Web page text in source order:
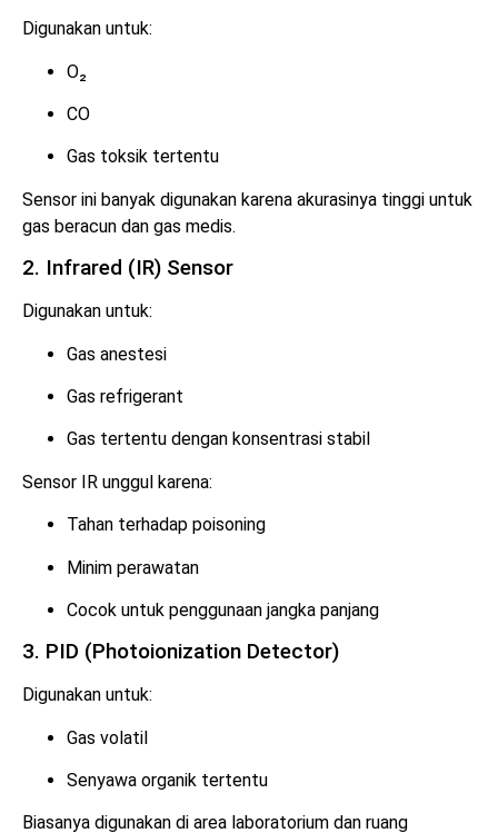
Digunakan untuk:
O₂
CO
Gas toksik tertentu
Sensor ini banyak digunakan karena akurasinya tinggi untuk
gas beracun dan gas medis.
2. Infrared (IR) Sensor
Digunakan untuk:
Gas anestesi
Gas refrigerant
Gas tertentu dengan konsentrasi stabil
Sensor IR unggul karena:
Tahan terhadap poisoning
Minim perawatan
Cocok untuk penggunaan jangka panjang
3. PID (Photoionization Detector)
Digunakan untuk:
Gas volatil
Senyawa organik tertentu
Biasanya digunakan di area laboratorium dan ruang